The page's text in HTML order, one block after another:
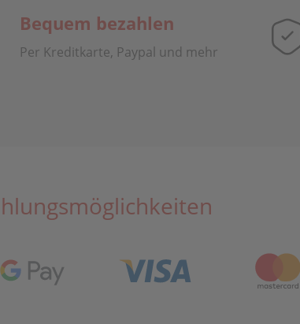
Bequem bezahlen
Per Kreditkarte, Paypal und mehr